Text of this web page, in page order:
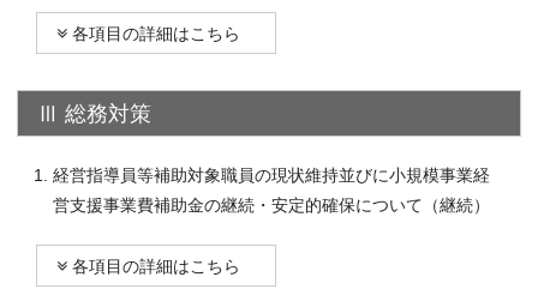
各項目の詳細はこちら
Ⅲ 総務対策
経営指導員等補助対象職員の現状維持並びに小規模事業経
営支援事業費補助金の継続・安定的確保について（継続）
各項目の詳細はこちら